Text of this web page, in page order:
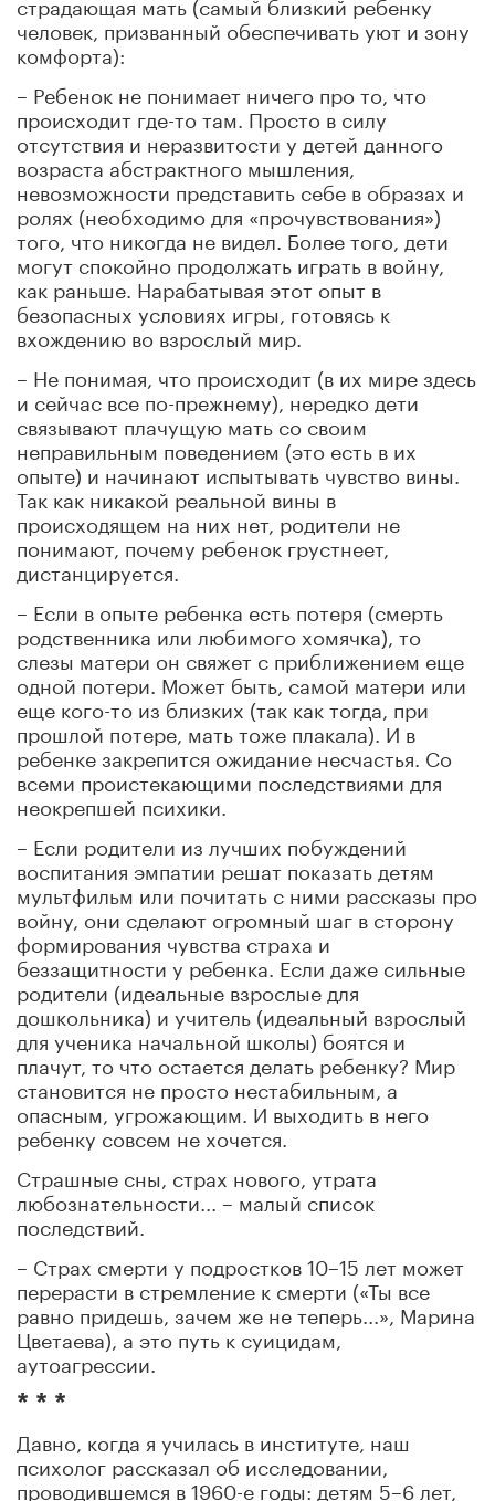
человек, призванный обеспечивать уют и зону
комфорта):
– Ребенок не понимает ничего про то, что
происходит где-то там. Просто в силу
отсутствия и неразвитости у детей данного
возраста абстрактного мышления,
невозможности представить себе в образах и
ролях (необходимо для «прочувствования»)
того, что никогда не видел. Более того, дети
могут спокойно продолжать играть в войну,
как раньше. Нарабатывая этот опыт в
безопасных условиях игры, готовясь к
вхождению во взрослый мир.
– Не понимая, что происходит (в их мире здесь
и сейчас все по-прежнему), нередко дети
связывают плачущую мать со своим
неправильным поведением (это есть в их
опыте) и начинают испытывать чувство вины.
Так как никакой реальной вины в
происходящем на них нет, родители не
понимают, почему ребенок грустнеет,
дистанцируется.
– Если в опыте ребенка есть потеря (смерть
родственника или любимого хомячка), то
слезы матери он свяжет с приближением еще
одной потери. Может быть, самой матери или
еще кого-то из близких (так как тогда, при
прошлой потере, мать тоже плакала). И в
ребенке закрепится ожидание несчастья. Со
всеми проистекающими последствиями для
неокрепшей психики.
– Если родители из лучших побуждений
воспитания эмпатии решат показать детям
мультфильм или почитать с ними рассказы про
войну, они сделают огромный шаг в сторону
формирования чувства страха и
беззащитности у ребенка. Если даже сильные
родители (идеальные взрослые для
дошкольника) и учитель (идеальный взрослый
для ученика начальной школы) боятся и
плачут, то что остается делать ребенку? Мир
становится не просто нестабильным, а
опасным, угрожающим. И выходить в него
ребенку совсем не хочется.
Страшные сны, страх нового, утрата
любознательности... – малый список
последствий.
– Страх смерти у подростков 10–15 лет может
перерасти в стремление к смерти («Ты все
равно придешь, зачем же не теперь...», Марина
Цветаева), а это путь к суицидам,
аутоагрессии.
* * *
Давно, когда я училась в институте, наш
психолог рассказал об исследовании,
проводившемся в 1960-е годы: детям 5–6 лет,